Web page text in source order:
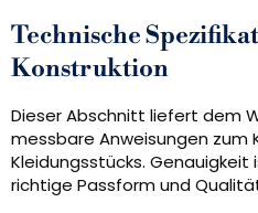
Technische
Konstruktion
Dieser Abschnitt liefert dem
messbare Anweisungen zum
Kleidungsstücks.
richtige Passform und